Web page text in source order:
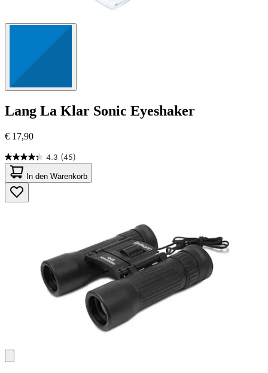
Lang La Klar Sonic Eyeshaker
€ 17,90
4.3 (45)
4.3
von
5
Sternen.
45
In den Warenkorb